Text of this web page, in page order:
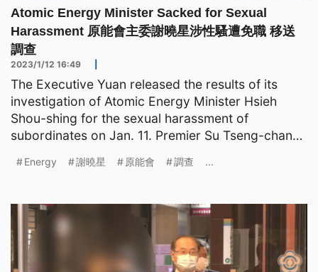
Atomic Energy Minister Sacked for Sexual
Harassment 原能會主委謝曉星涉性騷遭免職 移送
調查
2023/1/12 16:49
The Executive Yuan released the results of its
investigation of Atomic Energy Minister Hsieh
Shou-shing for the sexual harassment of
subordinates on Jan. 11. Premier Su Tseng-chang
Energy 謝曉星 原能會 調查 ...